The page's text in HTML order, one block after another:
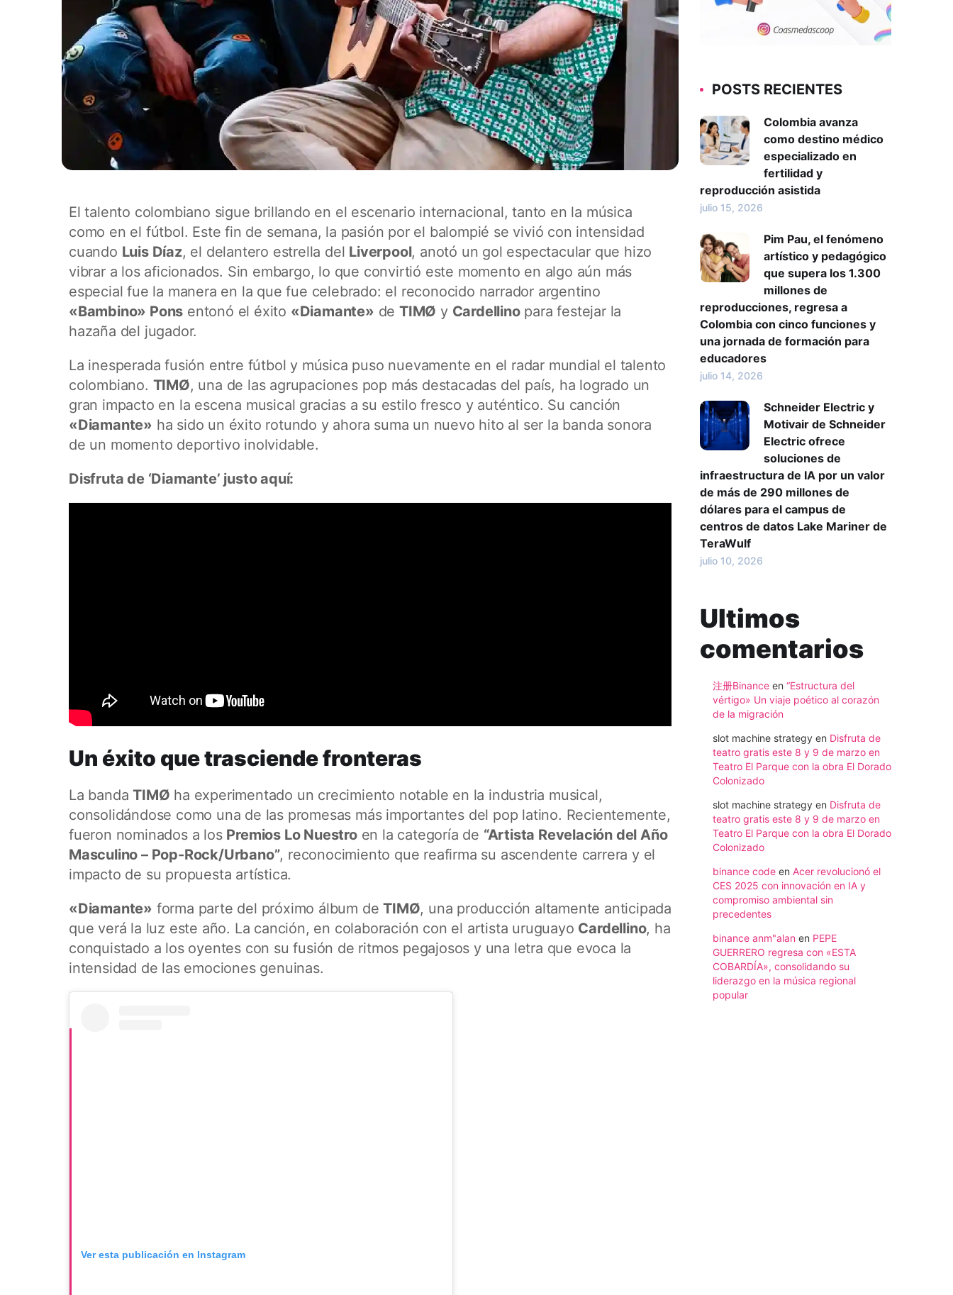
El talento colombiano sigue brillando en el escenario internacional, tanto en la música
como en el fútbol. Este fin de semana, la pasión por el balompié se vivió con intensidad
cuando Luis Díaz, el delantero estrella del Liverpool, anotó un gol espectacular que hizo
vibrar a los aficionados. Sin embargo, lo que convirtió este momento en algo aún más
especial fue la manera en la que fue celebrado: el reconocido narrador argentino
«Bambino» Pons entonó el éxito «Diamante» deTIMØ y Cardellinopara festejar la
hazaña del jugador.
La inesperada fusión entre fútbol y música puso nuevamente en el radar mundial el talento
colombiano. TIMØ, una de las agrupaciones pop más destacadas del país, ha logrado un
gran impacto en la escena musical gracias a su estilo fresco y auténtico. Su canción
«Diamante» ha sido un éxito rotundo y ahora suma un nuevo hito al ser la banda sonora
de un momento deportivo inolvidable.
Disfruta de ‘Diamante’ justo aquí:
Un éxito que trasciende fronteras
La bandaTIMØ ha experimentado un crecimiento notable en la industria musical,
consolidándose como una de las promesas más importantes del pop latino. Recientemente,
fueron nominados a los Premios Lo Nuestroen la categoría de “Artista Revelación del Año
Masculino – Pop-Rock/Urbano”, reconocimiento que reafirma su ascendente carrera y el
impacto de su propuesta artística.
«Diamante» forma parte del próximo álbum deTIMØ, una producción altamente anticipada
que verá la luz este año. La canción, en colaboración con el artista uruguayo Cardellino, ha
conquistado a los oyentes con su fusión de ritmos pegajosos y una letra que evoca la
intensidad de las emociones genuinas.
Ver esta publicación en Instagram
POSTS RECIENTES
Colombia avanza
como destino médico
especializado en
fertilidad y
reproducción asistida
julio 15, 2026
Pim Pau, el fenómeno
artístico y pedagógico
que supera los 1.300
millones de
reproducciones, regresa a
Colombia con cinco funciones y
una jornada de formación para
educadores
julio 14, 2026
Schneider Electric y
Motivair de Schneider
Electric ofrece
soluciones de
infraestructura de IA por un valor
de más de 290 millones de
dólares para el campus de
centros de datos Lake Mariner de
TeraWulf
julio 10, 2026
Ultimos
comentarios
注册Binance en “Estructura del
vértigo» Un viaje poético al corazón
de la migración
slot machine strategy en Disfruta de
teatro gratis este 8 y 9 de marzo en
Teatro El Parque con la obra El Dorado
Colonizado
slot machine strategy en Disfruta de
teatro gratis este 8 y 9 de marzo en
Teatro El Parque con la obra El Dorado
Colonizado
binance code en Acer revolucionó el
CES 2025 con innovación en IA y
compromiso ambiental sin
precedentes
binance anm"alan en PEPE
GUERRERO regresa con «ESTA
COBARDÍA», consolidando su
liderazgo en la música regional
popular